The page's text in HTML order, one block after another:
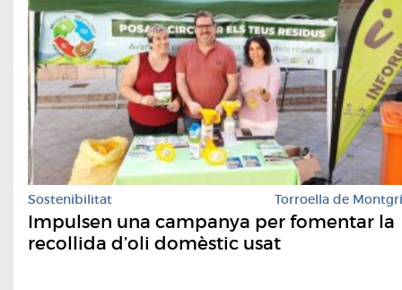
Sostenibilitat Torroella de Montgrí
Impulsen una campanya per fomentar la
recollida d’oli domèstic usat